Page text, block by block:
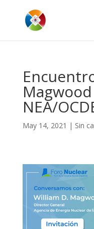
NEA/
May 14, 2021 | Sin